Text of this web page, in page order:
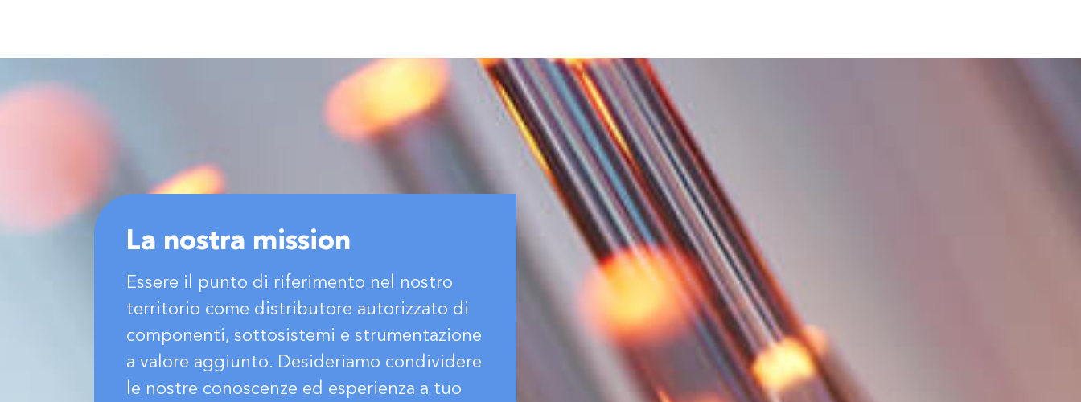
La nostra mission
Essere il punto di riferimento nel nostro
territorio come distributore autorizzato di
componenti, sottosistemi e strumentazione
a valore aggiunto. Desideriamo condividere
le nostre conoscenze ed esperienza a tuo